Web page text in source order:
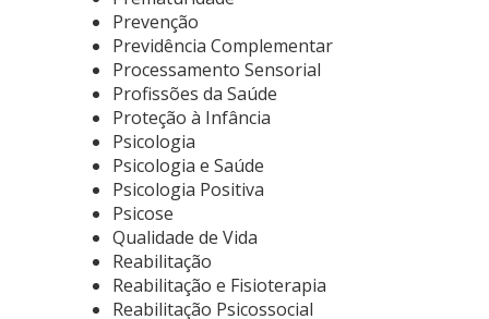
Prevenção
Previdência Complementar
Processamento Sensorial
Profissões da Saúde
Proteção à Infância
Psicologia
Psicologia e Saúde
Psicologia Positiva
Psicose
Qualidade de Vida
Reabilitação
Reabilitação e Fisioterapia
Reabilitação Psicossocial